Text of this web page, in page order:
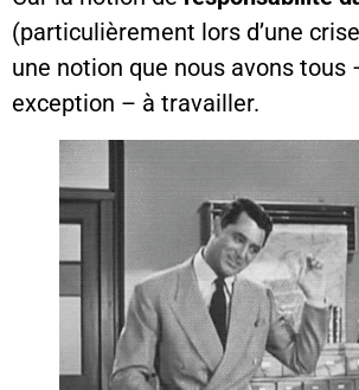
(particulièrement lors d’une
une notion que nous avons tous
exception – à travailler.